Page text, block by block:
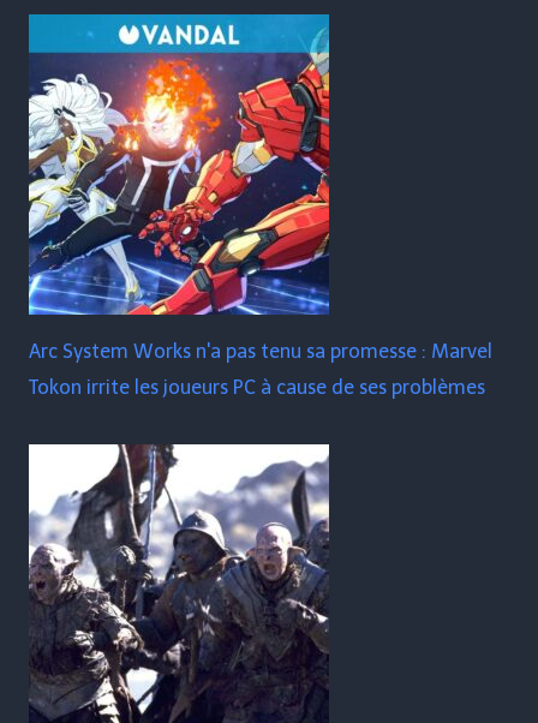
Arc System Works n'a pas tenu sa promesse : Marvel
Tokon irrite les joueurs PC à cause de ses problèmes